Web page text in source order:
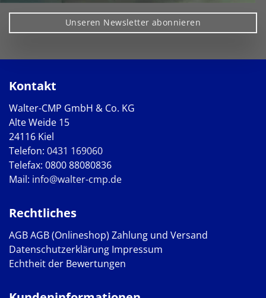
Unseren Newsletter abonnieren
Kontakt
Walter-CMP GmbH & Co. KG
Alte Weide 15
24116 Kiel
Telefon: 0431 169060
Telefax: 0800 88080836
Mail: info@walter-cmp.de
Rechtliches
AGBAGB (Onlineshop) Zahlung und Versand
Datenschutzerklärung Impressum
Echtheit der Bewertungen